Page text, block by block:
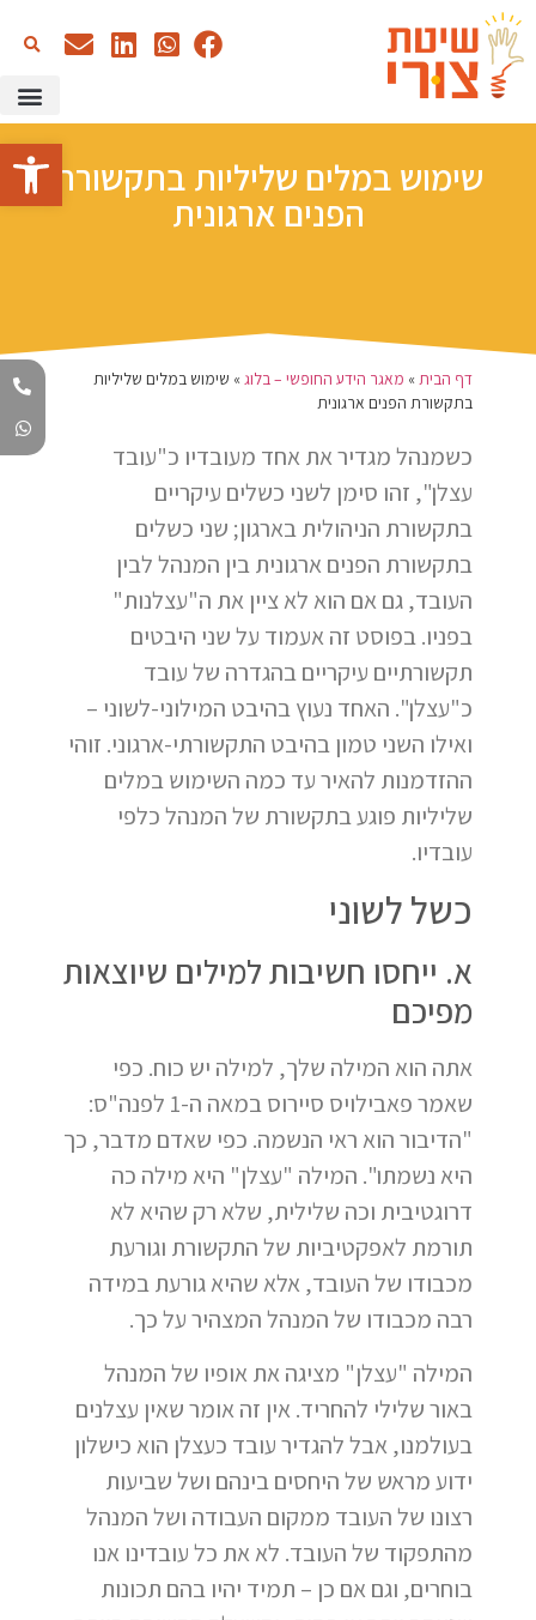
שימוש במלים שליליות בתקשורת
הפנים ארגונית
דף הבית» מאגר הידע החופשי – בלוג» שימוש במלים שליליות
בתקשורת הפנים ארגונית
כשמנהל מגדיר את אחד מעובדיו כ"עובד
עצלן", זהו סימן לשני כשלים עיקריים
בתקשורת הניהולית בארגון; שני כשלים
בתקשורת הפנים ארגונית בין המנהל לבין
העובד, גם אם הוא לא ציין את ה"עצלנות"
בפניו. בפוסט זה אעמוד על שני היבטים
תקשורתיים עיקריים בהגדרה של עובד
כ"עצלן". האחד נעוץ בהיבט המילוני-לשוני –
ואילו השני טמון בהיבט התקשורתי-ארגוני. זוהי
ההזדמנות להאיר עד כמה השימוש במלים
שליליות פוגע בתקשורת של המנהל כלפי
עובדיו.
כשל לשוני
א. ייחסו חשיבות למילים שיוצאות
מפיכם
אתה הוא המילה שלך, למילה יש כוח. כפי
שאמר פאבילויס סיירוס במאה ה-1 לפנה"ס:
"הדיבור הוא ראי הנשמה. כפי שאדם מדבר, כך
היא נשמתו". המילה "עצלן" היא מילה כה
דרוגטיבית וכה שלילית, שלא רק שהיא לא
תורמת לאפקטיביות של התקשורת וגורעת
מכבודו של העובד, אלא שהיא גורעת במידה
רבה מכבודו של המנהל המצהיר על כך.
המילה "עצלן" מציגה את אופיו של המנהל
באור שלילי להחריד. אין זה אומר שאין עצלנים
בעולמנו, אבל להגדיר עובד כעצלן הוא כישלון
ידוע מראש של היחסים בינהם ושל שביעות
רצונו של העובד ממקום העבודה ושל המנהל
מהתפקוד של העובד. לא את כל עובדינו אנו
בוחרים, וגם אם כן – תמיד יהיו בהם תכונות
פתח